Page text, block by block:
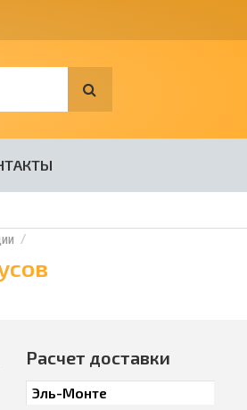
Расчет доставки